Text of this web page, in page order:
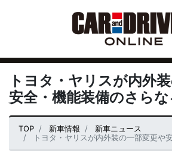
トヨタ・ヤリスが内外
安全・機能装備のさら
TOP 新車情報
新車ニュース
トヨタ・ヤリスが内外装の一部変更や安全・機能